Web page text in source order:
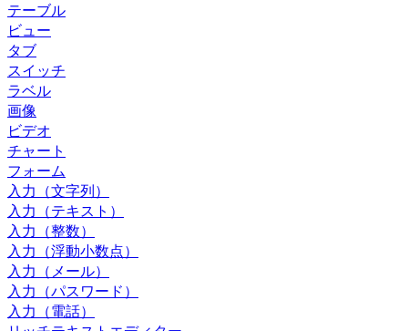
テーブル
ビュー
タブ
スイッチ
ラベル
画像
ビデオ
チャート
フォーム
入力（文字列）
入力（テキスト）
入力（整数）
入力（浮動小数点）
入力（メール）
入力（パスワード）
入力（電話）